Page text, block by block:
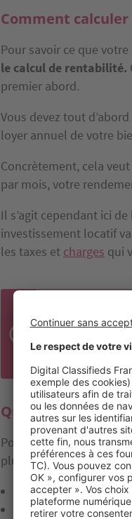
Comment
Pour savoir ce que
le calcul de rentabilité.
premier abord.
Vous devez tout
loyer annuel de votre
Concrètement, cela
par mois, votre
Il s’agit cependant ici de
investissement locatif
les taxes et charges qui
Le rendement
6 % si vous
Quel est le calcul
Pour connaître le
plus poussé, qui prend
La taxe foncière.
Les frais de gestion